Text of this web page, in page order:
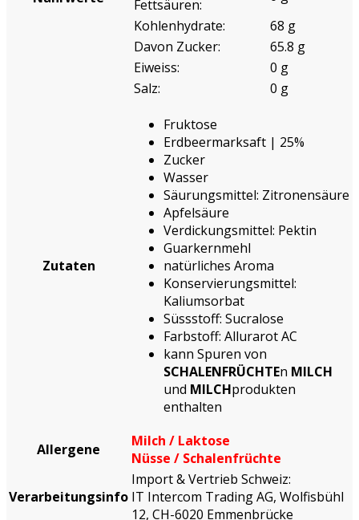
Fettsäuren:
Kohlenhydrate:
68 g
Davon Zucker:
65.8 g
Eiweiss:
0 g
Salz:
0 g
Zutaten
Fruktose
Erdbeermarksaft | 25%
Zucker
Wasser
Säurungsmittel: Zitronensäure
Apfelsäure
Verdickungsmittel: Pektin
Guarkernmehl
natürliches Aroma
Konservierungsmittel:
Kaliumsorbat
Süssstoff: Sucralose
Farbstoff: Allurarot AC
kann Spuren von
SCHALENFRÜCHTEn MILCH
und MILCHprodukten
enthalten
Allergene
Milch / Laktose
Nüsse / Schalenfrüchte
Verarbeitungsinfo
Import & Vertrieb Schweiz:
IT Intercom Trading AG, Wolfisbühl
12, CH-6020 Emmenbrücke